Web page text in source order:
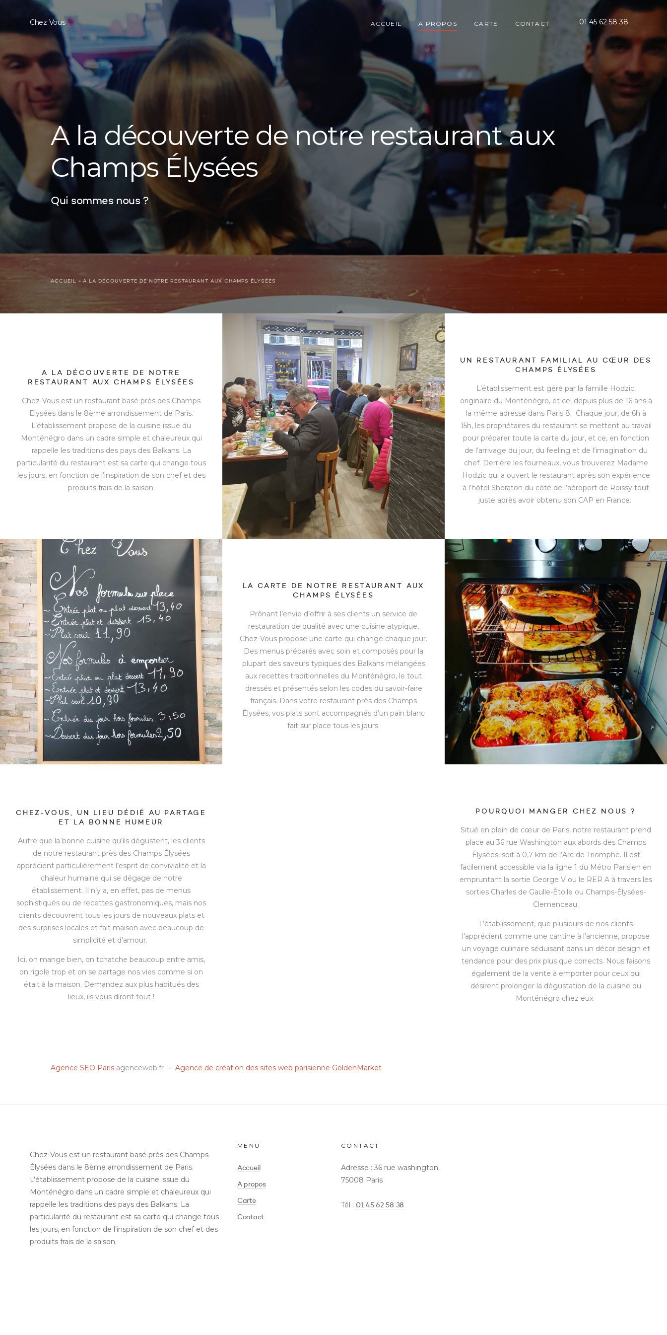
Chez Vous 01 45 62 58 38
ACCUEIL A PROPOS CARTE CONTACT
A la découverte de notre restaurant aux
Champs Élysées
Qui sommes nous ?
ACCUEIL » A LA DÉCOUVERTE DE NOTRE RESTAURANT AUX CHAMPS ÉLYSÉES
A LA DÉCOUVERTE DE NOTRE
RESTAURANT AUX CHAMPS ÉLYSÉES
Chez-Vous est un restaurant basé près des Champs
Elysées dans le 8ème arrondissement de Paris.
L’établissement propose de la cuisine issue du
Monténégro dans un cadre simple et chaleureux qui
rappelle les traditions des pays des Balkans. La
particularité du restaurant est sa carte qui change tous
les jours, en fonction de l’inspiration de son chef et des
produits frais de la saison.
UN RESTAURANT FAMILIAL AU CŒUR DES
CHAMPS ÉLYSÉES
L’établissement est géré par la famille Hodzic,
originaire du Monténégro, et ce, depuis plus de 16 ans à
la même adresse dans Paris 8. Chaque jour, de 6h à
15h, les propriétaires du restaurant se mettent au travail
pour préparer toute la carte du jour, et ce, en fonction
de l’arrivage du jour, du feeling et de l’imagination du
chef. Derrière les fourneaux, vous trouverez Madame
Hodzic qui a ouvert le restaurant après son expérience
à l’hôtel Sheraton du côté de l’aéroport de Roissy tout
juste après avoir obtenu son CAP en France.
LA CARTE DE NOTRE RESTAURANT AUX
CHAMPS ÉLYSÉES
Prônant l’envie d’offrir à ses clients un service de
restauration de qualité avec une cuisine atypique,
Chez-Vous propose une carte qui change chaque jour.
Des menus préparés avec soin et composés pour la
plupart des saveurs typiques des Balkans mélangées
aux recettes traditionnelles du Monténégro, le tout
dressés et présentés selon les codes du savoir-faire
français. Dans votre restaurant près des Champs
Élysées, vos plats sont accompagnés d’un pain blanc
fait sur place tous les jours.
CHEZ-VOUS, UN LIEU DÉDIÉ AU PARTAGE
ET LA BONNE HUMEUR
Autre que la bonne cuisine qu’ils dégustent, les clients
de notre restaurant près des Champs Élysées
apprécient particulièrement l’esprit de convivialité et la
chaleur humaine qui se dégage de notre
établissement. Il n’y a, en effet, pas de menus
sophistiqués ou de recettes gastronomiques, mais nos
clients découvrent tous les jours de nouveaux plats et
des surprises locales et fait maison avec beaucoup de
simplicité et d’amour.
Ici, on mange bien, on tchatche beaucoup entre amis,
on rigole trop et on se partage nos vies comme si on
était à la maison. Demandez aux plus habitués des
lieux, ils vous diront tout !
POURQUOI MANGER CHEZ NOUS ?
Situé en plein de cœur de Paris, notre restaurant prend
place au 36 rue Washington aux abords des Champs
Élysées, soit à 0,7 km de l’Arc de Triomphe. Il est
facilement accessible via la ligne 1 du Métro Parisien en
empruntant la sortie George V ou le RER A à travers les
sorties Charles de Gaulle-Étoile ou Champs-Élysées-
Clemenceau.
L’établissement, que plusieurs de nos clients
l’apprécient comme une cantine à l’ancienne, propose
un voyage culinaire séduisant dans un décor design et
tendance pour des prix plus que corrects. Nous faisons
également de la vente à emporter pour ceux qui
désirent prolonger la dégustation de la cuisine du
Monténégro chez eux.
Agence SEO Paris agenceweb.fr – Agence de création des sites web parisienne GoldenMarket
Chez-Vous est un restaurant basé près des Champs
Élysées dans le 8ème arrondissement de Paris.
L’établissement propose de la cuisine issue du
Monténégro dans un cadre simple et chaleureux qui
rappelle les traditions des pays des Balkans. La
particularité du restaurant est sa carte qui change tous
les jours, en fonction de l’inspiration de son chef et des
produits frais de la saison.
MENU
Accueil
A propos
Carte
Contact
CONTACT
Adresse : 36 rue washington
75008 Paris
Tél : 01 45 62 58 38